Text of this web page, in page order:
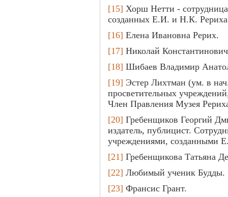
[15] Хорш Нетти -
созданных Е.И. и Н.К.
[16] Елена Ивановна Рерих.
[17] Николай
[18] Шибаев Владимир
[19] Эстер Лихтман (ум. в
просветительных
Член Правления Музея
[20] Гребенщиков Георгий
издатель, публицист.
учреждениями,
[21] Гребенщикова Татьяна
[22] Любимый ученик Будды.
[23] Франсис Грант.